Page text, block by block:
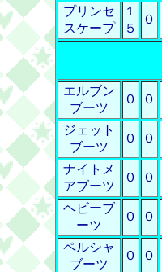
プリンセ
スケープ
１
５
０
エルブン
ブーツ
０ ０
ジェット
ブーツ
０ ０
ナイトメ
アブーツ
０ ０
ヘビーブ
ーツ
０ ０
ペルシャ
ブーツ
０ ０